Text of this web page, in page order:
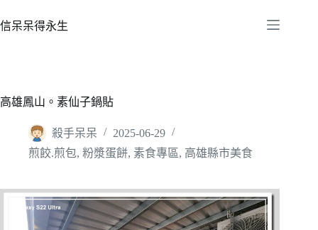
至
容
信呆呆得永生
高雄鳳山。素仙子鍋貼
殺手呆呆
2025-06-29
煎餃.煎包, 粉漿蛋餅, 素食專區, 高雄縣市美食